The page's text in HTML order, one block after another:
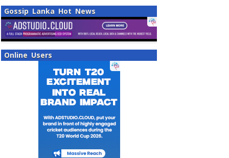
Gossip Lanka Hot News
Online Users